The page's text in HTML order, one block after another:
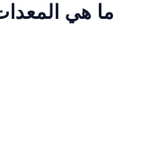
ما هي